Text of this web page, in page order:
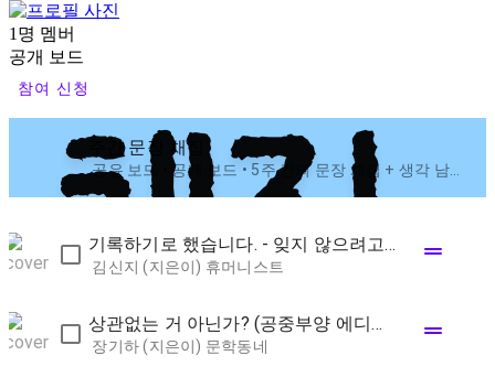
1명 멤버
공개 보드
참여 신청
주간 문장 채집
공유 보드 • 공개 보드 • 5주 간의 문장 채집 + 생각 남기기 | 나를 들여다보는 시간, 변화의 시작이 됩니다. 🔔 설정에서 ‘허용’을 눌러주세요.
기록하기로 했습니다. - 잊지 않으려고 시작한 매일의 습관,
김신지 (지은이) 휴머니스트 drag_handle
상관없는 거 아닌가? (공중부양 에디션) - 장기하 산문
장기하 (지은이) 문학동네 drag_handle